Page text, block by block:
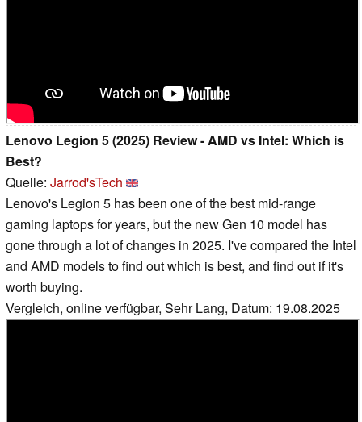
Lenovo Legion 5 (2025) Review - AMD vs Intel: Which is
Best?
Quelle: Jarrod'sTech
Lenovo's Legion 5 has been one of the best mid-range
gaming laptops for years, but the new Gen 10 model has
gone through a lot of changes in 2025. I've compared the Intel
and AMD models to find out which is best, and find out if it's
worth buying.
Vergleich, online verfügbar, Sehr Lang, Datum: 19.08.2025